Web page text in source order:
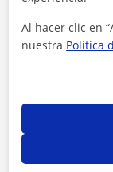
Al hacer clic,
Al hacer clic en
nuestra Política